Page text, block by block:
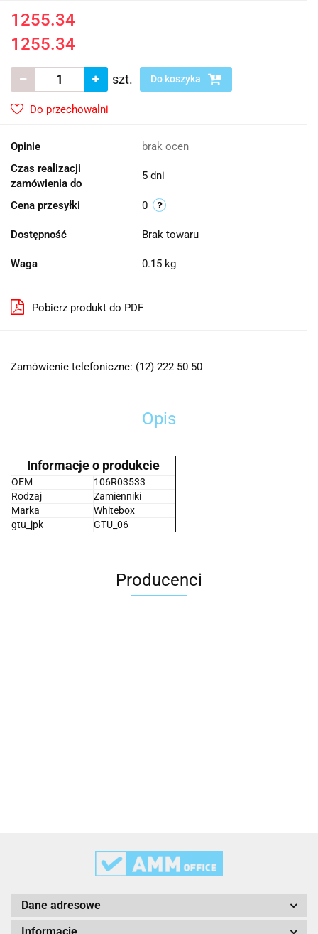
1255.34
1255.34
szt. Do koszyka
Do przechowalni
Opinie
brak ocen
Czas realizacji
zamówienia do
5 dni
Cena przesyłki 0
Dostępność Brak towaru
Waga 0.15 kg
Pobierz produkt do PDF
Zamówienie telefoniczne: (12) 222 50 50
Opis
Informacje o produkcie
OEM
106R03533
Rodzaj
Zamienniki
Marka
Whitebox
gtu_jpk
GTU_06
Producenci
Dane adresowe